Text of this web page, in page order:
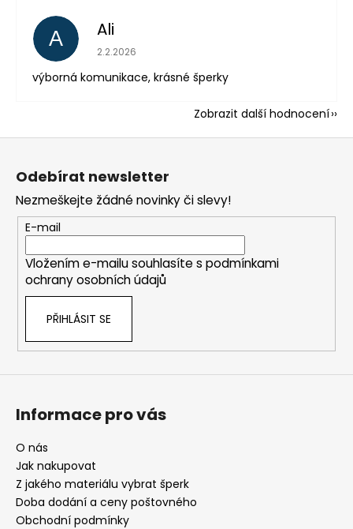
A Ali
Hodnocení obchodu je 5 z 5 hvězdiček.
2.2.2026
výborná komunikace, krásné šperky
Zobrazit další hodnocení
Z
Odebírat newsletter
Nezmeškejte žádné novinky či slevy!
E-mail
Vložením e-mailu souhlasíte s podmínkami
ochrany osobních údajů
PŘIHLÁSIT SE
Informace pro vás
O nás
Jak nakupovat
Z jakého materiálu vybrat šperk
Doba dodání a ceny poštovného
Obchodní podmínky